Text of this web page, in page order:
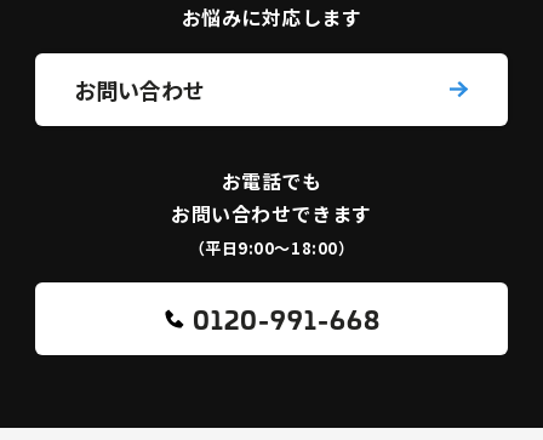
お悩みに対応します
お問い合わせ
お電話でも
お問い合わせできます
（平日9:00〜18:00）
0120-991-668